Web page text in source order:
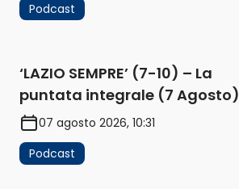
Podcast
‘LAZIO SEMPRE’ (7-10) – La
puntata integrale (7 Agosto)
07 agosto 2026, 10:31
Podcast